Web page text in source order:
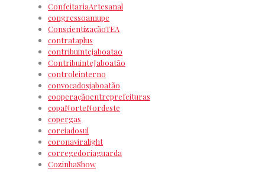
ConfeitariaArtesanal
congressoamupe
ConscientizaçãoTEA
contrataplus
contribuintejaboatao
ContribuinteJaboatão
controleinterno
convocadosjaboatão
cooperaçãoentreprefeituras
copaNorteNordeste
copergas
coreiadosul
coronaviralight
corregedoriaguarda
CozinhaShow